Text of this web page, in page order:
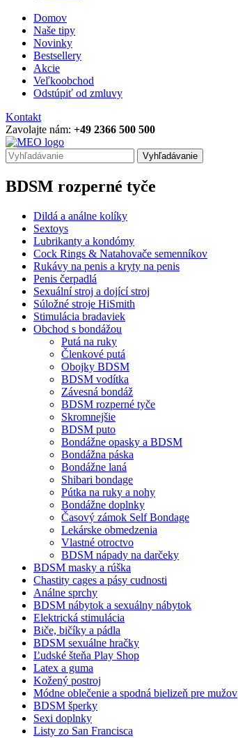
Domov
Naše tipy
Novinky
Bestsellery
Akcie
Veľkoobchod
Odstúpiť od zmluvy
Kontakt
Zavolajte nám: +49 2366 500 500
Vyhľadávanie
BDSM rozperné tyče
Dildá a análne kolíky
Sextoys
Lubrikanty a kondómy
Cock Rings & Natahovače semenníkov
Rukávy na penis a kryty na penis
Penis čerpadlá
Sexuální stroj a dojící stroj
Súložné stroje HiSmith
Stimulácia bradaviek
Obchod s bondážou
Putá na ruky
Členkové putá
Obojky BDSM
BDSM vodítka
Závesná bondáž
BDSM rozperné tyče
Skromnejšie
BDSM puto
Bondážne opasky a BDSM
Bondážna páska
Bondážne laná
Shibari bondage
Pútka na ruky a nohy
Bondážne doplnky
Časový zámok Self Bondage
Lekárske obmedzenia
Vlastné otroctvo
BDSM nápady na darčeky
BDSM masky a rúška
Chastity cages a pásy cudnosti
Análne sprchy
BDSM nábytok a sexuálny nábytok
Elektrická stimulácia
Biče, bičíky a pádla
BDSM sexuálne hračky
Ľudské šteňa Play Shop
Latex a guma
Kožený postroj
Módne oblečenie a spodná bielizeň pre mužov
BDSM šperky
Sexi doplnky
Listy zo San Francisca